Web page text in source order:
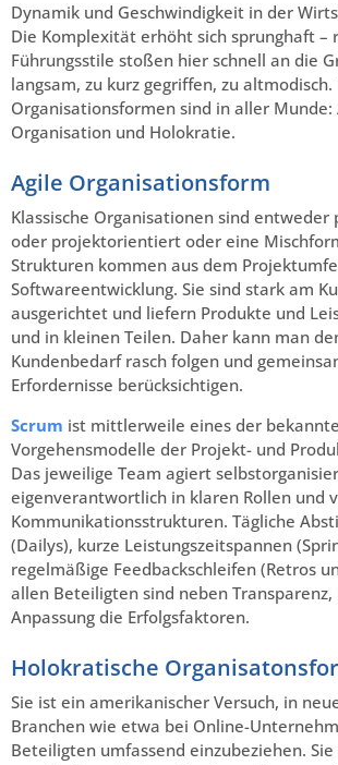
Dynamik und Geschwindigkeit in der
Die Komplexität erhöht sich sprunghaft –
Führungsstile stoßen hier schnell an die
langsam, zu kurz gegriffen, zu altmodisch.
Organisationsformen sind in aller Munde:
Organisation und Holokratie.
Agile Organisationsform
Klassische Organisationen sind
oder projektorientiert oder eine
Strukturen kommen aus dem
Softwareentwicklung. Sie sind stark am
ausgerichtet und liefern Produkte und
und in kleinen Teilen. Daher kann man
Kundenbedarf rasch folgen und
Erfordernisse berücksichtigen.
Scrum ist mittlerweile eines der
Vorgehensmodelle der Projekt- und
Das jeweilige Team agiert
eigenverantwortlich in klaren Rollen und
Kommunikationsstrukturen. Tägliche
(Dailys), kurze Leistungszeitspannen
regelmäßige Feedbackschleifen (Retros
allen Beteiligten sind neben
Anpassung die Erfolgsfaktoren.
Holokratische
Sie ist ein amerikanischer Versuch, in
Branchen wie etwa bei Online-
Beteiligten umfassend einzubeziehen. Sie